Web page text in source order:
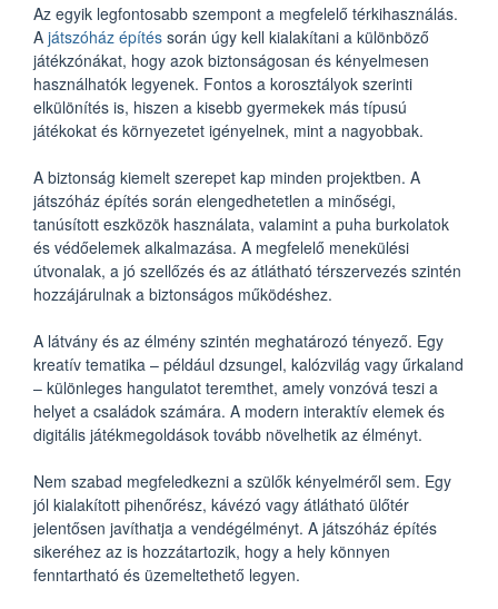
Az egyik legfontosabb szempont a megfelelő térkihasználás.
A játszóház építés során úgy kell kialakítani a különböző
játékzónákat, hogy azok biztonságosan és kényelmesen
használhatók legyenek. Fontos a korosztályok szerinti
elkülönítés is, hiszen a kisebb gyermekek más típusú
játékokat és környezetet igényelnek, mint a nagyobbak.
A biztonság kiemelt szerepet kap minden projektben. A
játszóház építés során elengedhetetlen a minőségi,
tanúsított eszközök használata, valamint a puha burkolatok
és védőelemek alkalmazása. A megfelelő menekülési
útvonalak, a jó szellőzés és az átlátható térszervezés szintén
hozzájárulnak a biztonságos működéshez.
A látvány és az élmény szintén meghatározó tényező. Egy
kreatív tematika – például dzsungel, kalózvilág vagy űrkaland
– különleges hangulatot teremthet, amely vonzóvá teszi a
helyet a családok számára. A modern interaktív elemek és
digitális játékmegoldások tovább növelhetik az élményt.
Nem szabad megfeledkezni a szülők kényelméről sem. Egy
jól kialakított pihenőrész, kávézó vagy átlátható ülőtér
jelentősen javíthatja a vendégélményt. A játszóház építés
sikeréhez az is hozzátartozik, hogy a hely könnyen
fenntartható és üzemeltethető legyen.